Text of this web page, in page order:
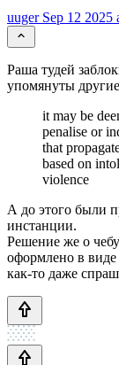
uugerSep 12 2025
Раша тудей
упомянуты
it may be
penalise or
that
based on
violence
А до этого были
инстанции.
Решение же о
оформлено в
как-то даже